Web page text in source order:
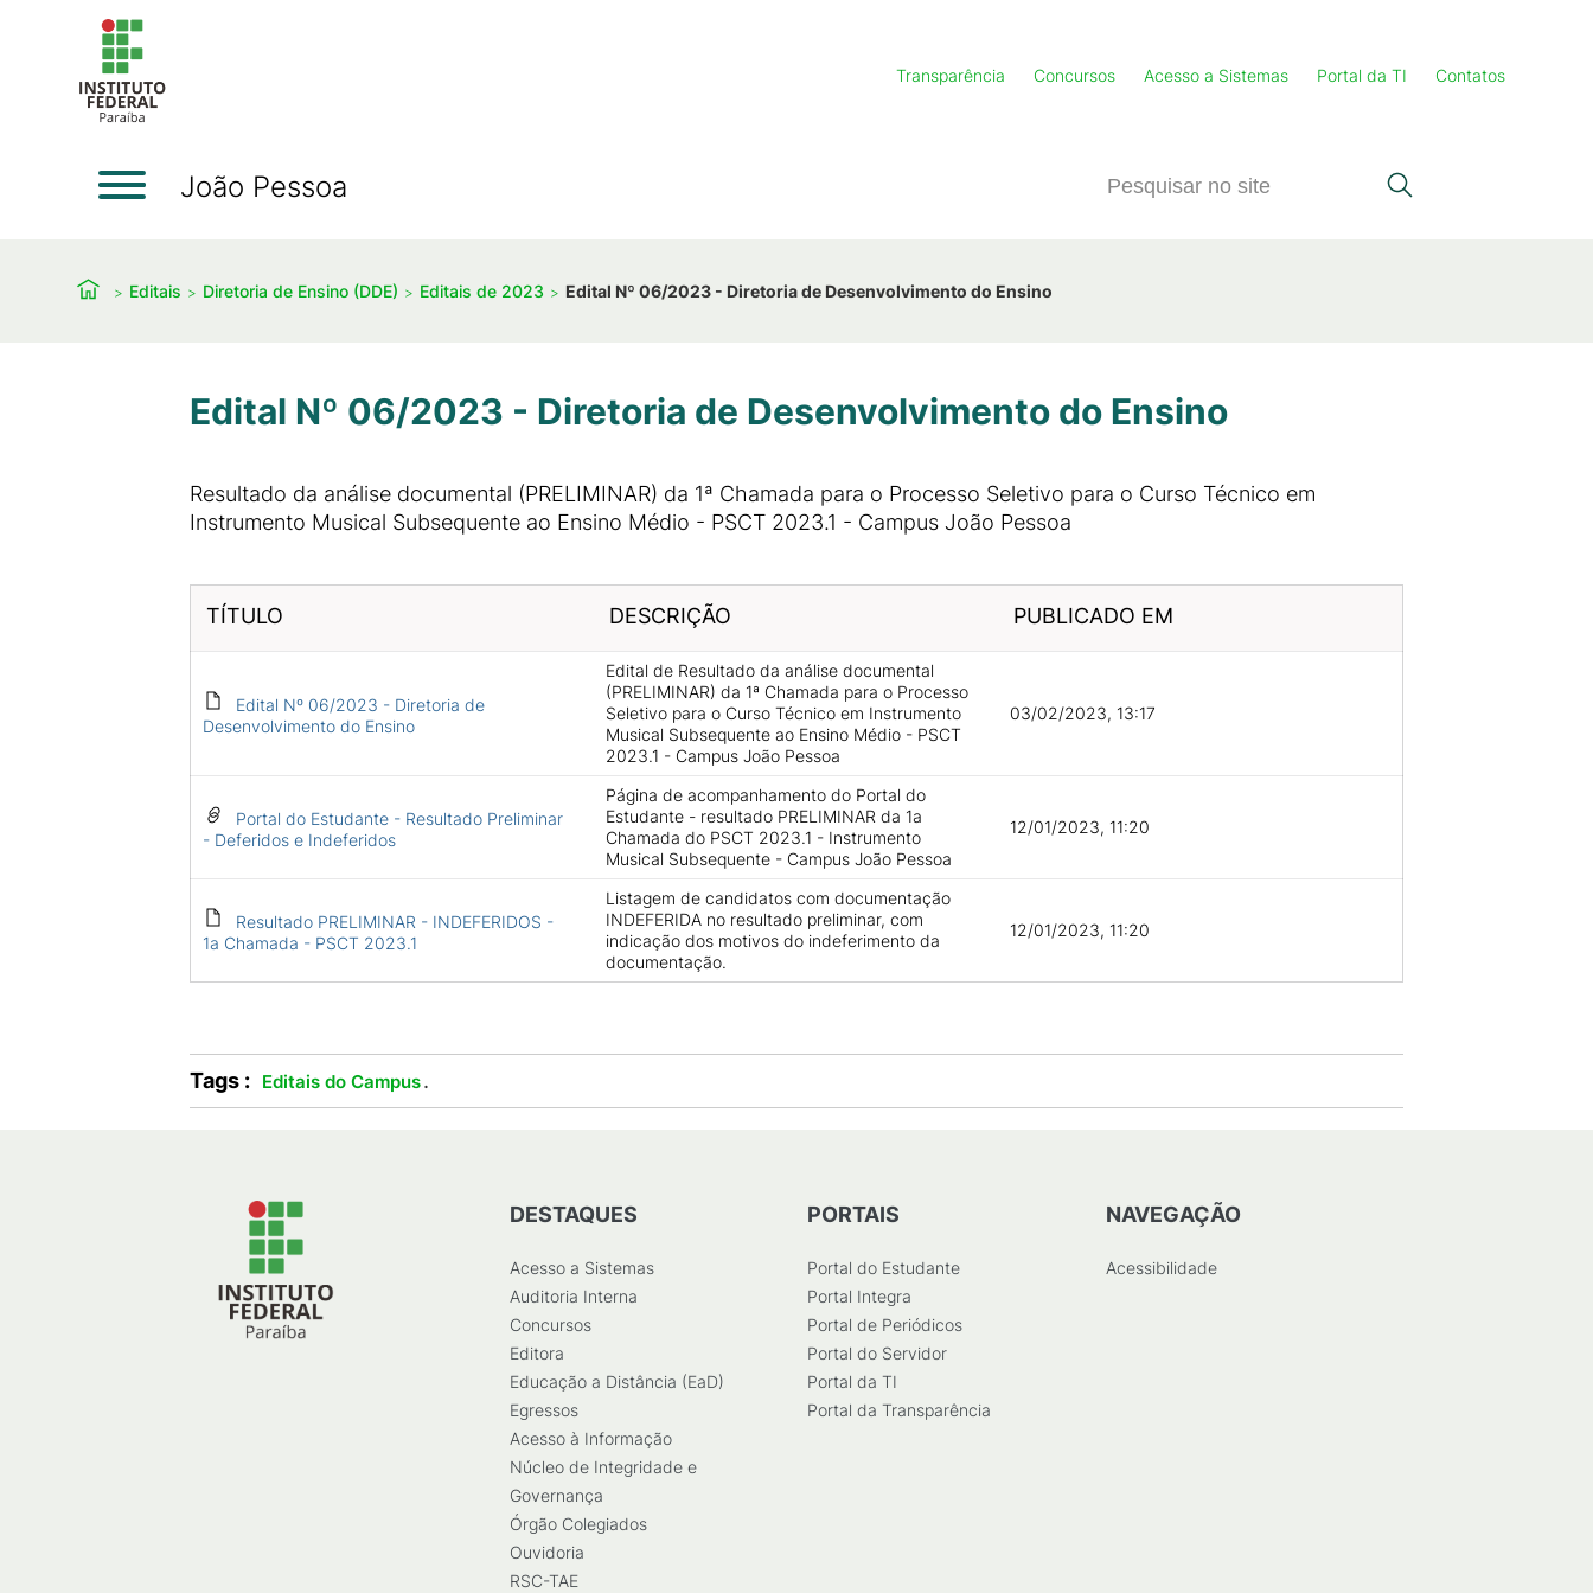
Transparência Concursos Acesso a Sistemas Portal da TI Contatos
João Pessoa
Editais Diretoria de Ensino (DDE) Editais de 2023 Edital Nº 06/2023 - Diretoria de Desenvolvimento do Ensino
Edital Nº 06/2023 - Diretoria de Desenvolvimento do Ensino
Resultado da análise documental (PRELIMINAR) da 1ª Chamada para o Processo Seletivo para o Curso Técnico em
Instrumento Musical Subsequente ao Ensino Médio - PSCT 2023.1 - Campus João Pessoa
TÍTULO DESCRIÇÃO PUBLICADO EM
Edital Nº 06/2023 - Diretoria de
Desenvolvimento do Ensino
Edital de Resultado da análise documental
(PRELIMINAR) da 1ª Chamada para o Processo
Seletivo para o Curso Técnico em Instrumento
Musical Subsequente ao Ensino Médio - PSCT
2023.1 - Campus João Pessoa
03/02/2023, 13:17
Portal do Estudante - Resultado Preliminar
- Deferidos e Indeferidos
Página de acompanhamento do Portal do
Estudante - resultado PRELIMINAR da 1a
Chamada do PSCT 2023.1 - Instrumento
Musical Subsequente - Campus João Pessoa
12/01/2023, 11:20
Resultado PRELIMINAR - INDEFERIDOS -
1a Chamada - PSCT 2023.1
Listagem de candidatos com documentação
INDEFERIDA no resultado preliminar, com
indicação dos motivos do indeferimento da
documentação.
12/01/2023, 11:20
Tags : Editais do Campus.
DESTAQUES
Acesso a Sistemas
Auditoria Interna
Concursos
Editora
Educação a Distância (EaD)
Egressos
Acesso à Informação
Núcleo de Integridade e
Governança
Órgão Colegiados
Ouvidoria
RSC-TAE
PORTAIS
Portal do Estudante
Portal Integra
Portal de Periódicos
Portal do Servidor
Portal da TI
Portal da Transparência
NAVEGAÇÃO
Acessibilidade